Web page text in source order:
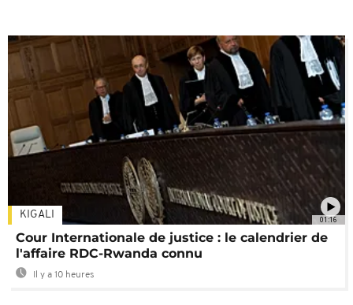
01:16
KIGALI
Cour Internationale de justice : le calendrier de
l'affaire RDC-Rwanda connu
Il y a 10 heures